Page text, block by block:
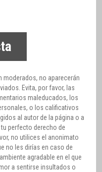
moderados, no aparecerán
Evita, por favor, las
maleducados, los
o los calificativos
al autor de la página o a
perfecto derecho de
no utilices el anonimato
no les dirías en caso de
agradable en el que
a sentirse insultados o